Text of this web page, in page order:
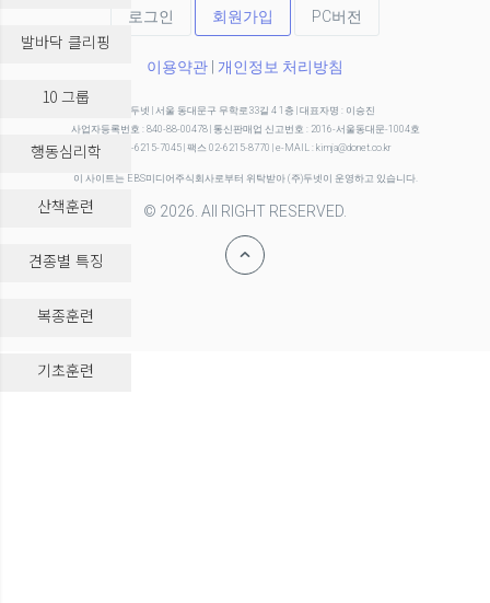
발바닥 클리핑
10 그룹
행동심리학
산책훈련
견종별 특징
복종훈련
기초훈련
로그인 회원가입 PC버전
이용약관 개인정보 처리방침
(주)두넷 | 서울 동대문구 무학로33길 4 1층 | 대표자명 : 이승진
사업자등록번호 : 840-88-00478 | 통신판매업 신고번호 : 2016-서울동대문-1004호
전화 02-6215-7045 | 팩스 02-6215-8770 | e-MAIL : kimja@donet.co.kr
이 사이트는 EBS미디어주식회사로부터 위탁받아 (주)두넷이 운영하고 있습니다.
© 2026. All RIGHT RESERVED.